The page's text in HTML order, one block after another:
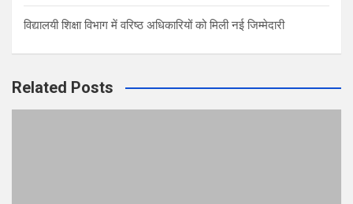
विद्यालयी शिक्षा विभाग में वरिष्ठ अधिकारियों को मिली नई जिम्मेदारी
Related Posts